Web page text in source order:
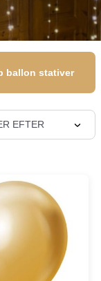
ballon stativer
EFTER